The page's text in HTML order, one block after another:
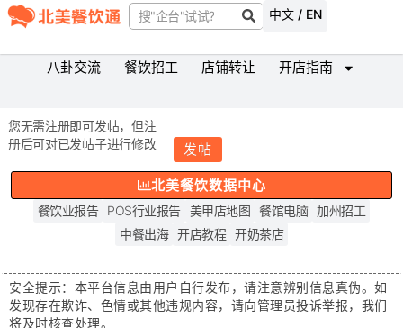
中文 / EN
八卦交流 餐饮招工 店铺转让 开店指南
您无需注册即可发帖，但注
册后可对已发帖子进行修改
发帖
北美餐饮数据中心
餐饮业报告 POS行业报告 美甲店地图 餐馆电脑
加州招工
中餐出海 开店教程 开奶茶店
安全提示： 本平台信息由用户自行发布，请注意辨别信息真伪。如
发现存在欺诈、色情或其他违规内容，请向管理员投诉举报，我们
将及时核查处理。